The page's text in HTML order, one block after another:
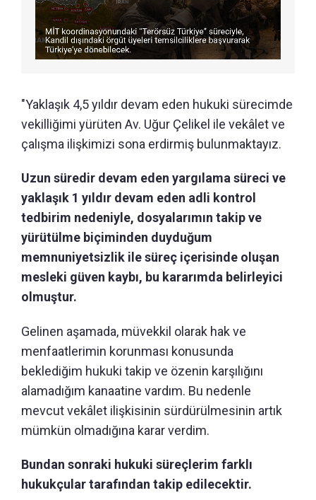
"Yaklaşık 4,5 yıldır devam eden hukuki sürecimde
vekilliğimi yürüten Av. Uğur Çelikel ile vekâlet ve
çalışma ilişkimizi sona erdirmiş bulunmaktayız.
Uzun süredir devam eden yargılama süreci ve
yaklaşık 1 yıldır devam eden adli kontrol
tedbirim nedeniyle, dosyalarımın takip ve
yürütülme biçiminden duyduğum
memnuniyetsizlik ile süreç içerisinde oluşan
mesleki güven kaybı, bu kararımda belirleyici
olmuştur.
Gelinen aşamada, müvekkil olarak hak ve
menfaatlerimin korunması konusunda
beklediğim hukuki takip ve özenin karşılığını
alamadığım kanaatine vardım. Bu nedenle
mevcut vekâlet ilişkisinin sürdürülmesinin artık
mümkün olmadığına karar verdim.
Bundan sonraki hukuki süreçlerim farklı
hukukçular tarafından takip edilecektir.